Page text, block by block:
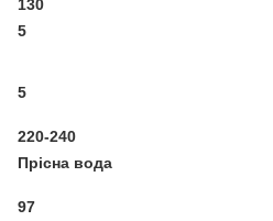
130
5
5
220-240
Прісна вода
97